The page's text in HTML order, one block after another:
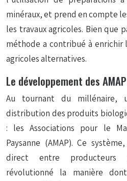
minéraux, et prend en compte
les travaux agricoles. Bien que
méthode a contribué à
agricoles alternatives.
Le développement des
Au tournant du millénaire,
distribution des produits
: les Associations pour le
Paysanne (AMAP). Ce
direct entre producteurs
révolutionné la manière